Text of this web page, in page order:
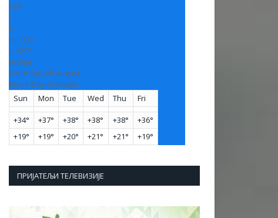
+33
°
C
H: +33°
L: +20°
Vranje
Saturday, 08 August
See 7-Day Forecast
Sun
Mon Tue Wed Thu Fri
+34° +37° +38° +38° +38° +36°
+19° +19° +20° +21° +21° +19°
ПРИЈАТЕЉИ ТЕЛЕВИЗИЈЕ